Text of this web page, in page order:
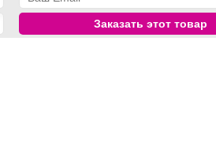
Заказать этот товар